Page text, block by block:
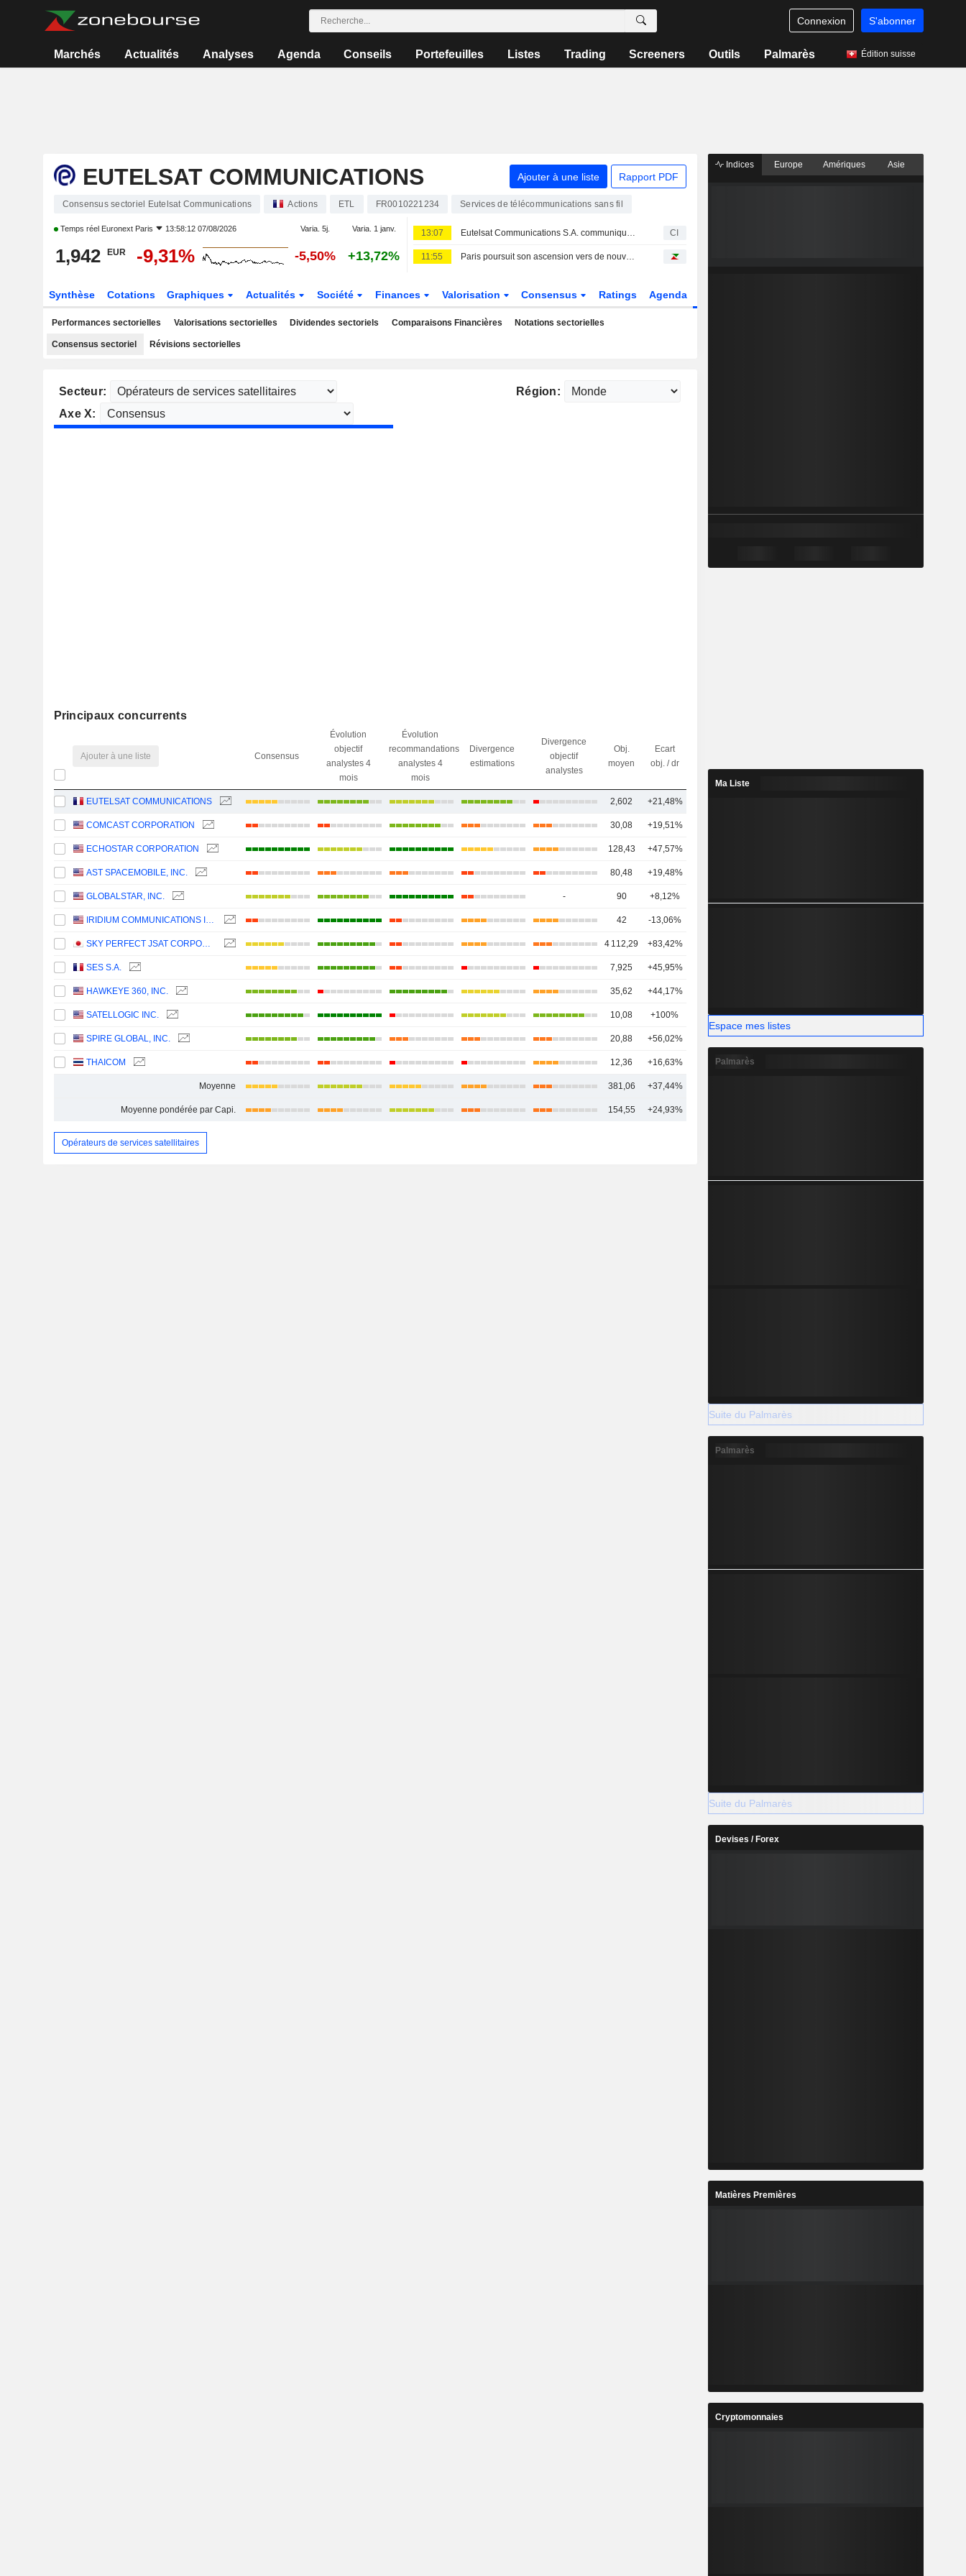
Connexion S'abonner
Marchés Actualités Analyses Agenda Conseils Portefeuilles Listes Trading Screeners Outils Palmarès Édition suisse
EUTELSAT COMMUNICATIONS Ajouter à une liste Rapport PDF
Consensus sectoriel Eutelsat Communications Actions ETL FR0010221234 Services de télécommunications sans fil
Temps réel Euronext Paris 13:58:12 07/08/2026 Varia. 5j. Varia. 1 janv.
1,942 EUR -9,31% -5,50% +13,72%
13:07 Eutelsat Communications S.A. communique ses objectifs de résultats pour l'exercice clos en juin 2027 et confirme ses prévisions pour l'exercice clos en juin 2029 CI
11:55 Paris poursuit son ascension vers de nouveaux sommets
Synthèse Cotations Graphiques Actualités Société Finances Valorisation Consensus Ratings Agenda
Performances sectorielles Valorisations sectorielles Dividendes sectoriels Comparaisons Financières Notations sectorielles
Consensus sectoriel Révisions sectorielles
Secteur:
Région:
Axe X:
Principaux concurrents
Ajouter à une liste Consensus
Évolution
objectif
analystes 4
mois
Évolution
recommandations
analystes 4
mois
Divergence
estimations
Divergence
objectif
analystes
Obj.
moyen
Ecart
obj. / dr
EUTELSAT COMMUNICATIONS 2,602 +21,48%
COMCAST CORPORATION 30,08 +19,51%
ECHOSTAR CORPORATION 128,43 +47,57%
AST SPACEMOBILE, INC. 80,48 +19,48%
GLOBALSTAR, INC. - 90 +8,12%
IRIDIUM COMMUNICATIONS INC. 42 -13,06%
SKY PERFECT JSAT CORPORATION 4 112,29 +83,42%
SES S.A. 7,925 +45,95%
HAWKEYE 360, INC. 35,62 +44,17%
SATELLOGIC INC. 10,08 +100% 5
SPIRE GLOBAL, INC. 20,88 +56,02% 4
THAICOM 12,36 +16,63%
Moyenne 381,06 +37,44%
Moyenne pondérée par Capi. 154,55 +24,93%
Opérateurs de services satellitaires
Indices Europe Amériques Asie
Ma Liste
Espace mes listes
Palmarès
Suite du Palmarès
Palmarès
Suite du Palmarès
Devises / Forex
Matières Premières
Cryptomonnaies